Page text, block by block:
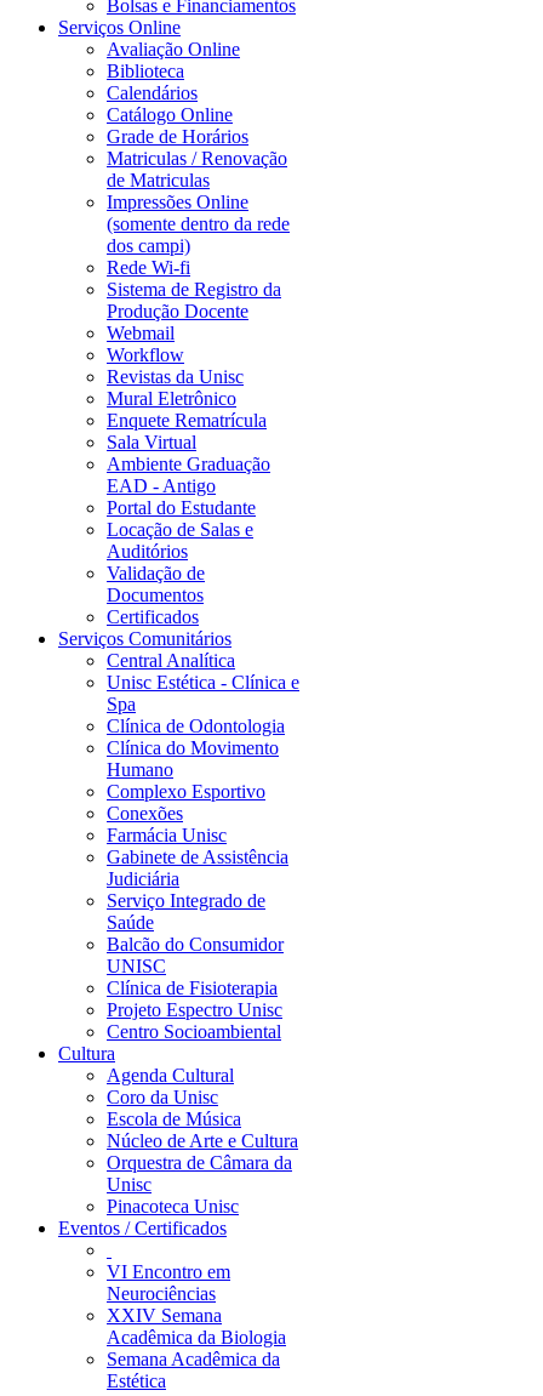
Bolsas e Financiamentos
Serviços Online
Avaliação Online
Biblioteca
Calendários
Catálogo Online
Grade de Horários
Matriculas / Renovação
de Matriculas
Impressões Online
(somente dentro da rede
dos campi)
Rede Wi-fi
Sistema de Registro da
Produção Docente
Webmail
Workflow
Revistas da Unisc
Mural Eletrônico
Enquete Rematrícula
Sala Virtual
Ambiente Graduação
EAD - Antigo
Portal do Estudante
Locação de Salas e
Auditórios
Validação de
Documentos
Certificados
Serviços Comunitários
Central Analítica
Unisc Estética - Clínica e
Spa
Clínica de Odontologia
Clínica do Movimento
Humano
Complexo Esportivo
Conexões
Farmácia Unisc
Gabinete de Assistência
Judiciária
Serviço Integrado de
Saúde
Balcão do Consumidor
UNISC
Clínica de Fisioterapia
Projeto Espectro Unisc
Centro Socioambiental
Cultura
Agenda Cultural
Coro da Unisc
Escola de Música
Núcleo de Arte e Cultura
Orquestra de Câmara da
Unisc
Pinacoteca Unisc
Eventos / Certificados
VI Encontro em
Neurociências
XXIV Semana
Acadêmica da Biologia
Semana Acadêmica da
Estética